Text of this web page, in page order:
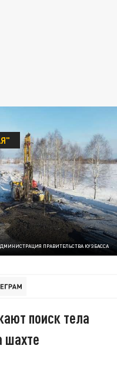
ПРАВИТЕЛЬСТВА КУЗБАССА
поиск тела
шахте